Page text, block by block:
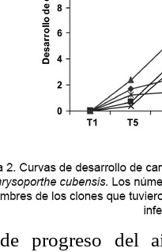
progreso del